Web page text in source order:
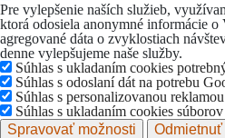
Pre vylepšenie naších služieb,
ktorá odosiela anonymné informácie o
agregované dáta o zvyklostiach
denne vylepšujeme naše služby.
Súhlas s ukladaním cookies
Súhlas s odoslaní dát na potrebu
Súhlas s personalizovanou reklamou
Súhlas s ukladaním cookies
Spravovať možnosti
Odmietnuť